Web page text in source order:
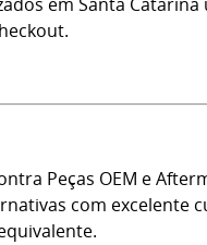
Peças OEM e
com excelente